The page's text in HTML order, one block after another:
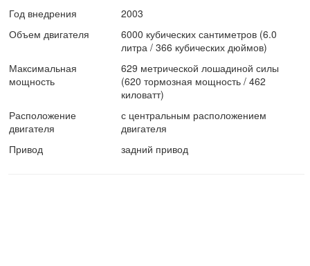
Год внедрения
2003
Объем двигателя
6000 кубических сантиметров (6.0
литра / 366 кубических дюймов)
Максимальная
мощность
629 метрической лошадиной силы
(620 тормозная мощность / 462
киловатт)
Расположение
двигателя
с центральным расположением
двигателя
Привод
задний привод